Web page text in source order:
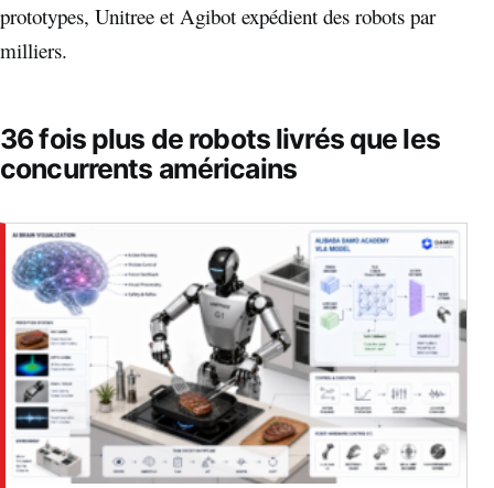
prototypes, Unitree et Agibot expédient des robots par
milliers.
36 fois plus de robots livrés que les
concurrents américains